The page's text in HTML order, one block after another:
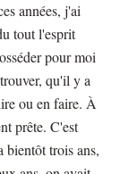
années, j'ai
tout l'esprit
pour moi
qu'il y a
ou en faire. À
prête. C'est
bientôt trois ans,